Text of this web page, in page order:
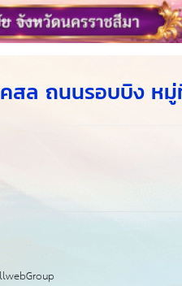
คสล ถนนรอบบิง ห